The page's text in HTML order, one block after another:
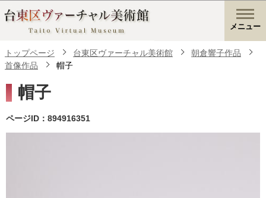
メニュー
トップページ 台東区ヴァーチャル美術館
朝倉響子作品
首像作品
帽子
帽子
ページID：894916351